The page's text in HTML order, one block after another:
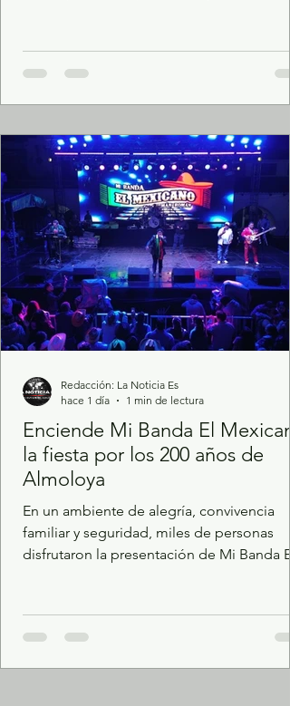
Nacional de Seguridad Pública Urbana,
INEGI, registraron una mejora en la
coordinada mediante las Mesas de Paz,
encabeza la Gobernadora Delfina Gómez
Álvarez. A 500 días de su creación, e
Enciende Mi Banda El
la fiesta por los 200 años de
Almoloya
En un ambiente de alegría, convivencia
familiar y seguridad, miles de personas
disfrutaron la presentación de Mi Banda El
fundación de Almoloya de Juárez. La
celebración concluyó con saldo blanco,
Redacción: La Noticia Es
hace 1 día
1 min de lectura